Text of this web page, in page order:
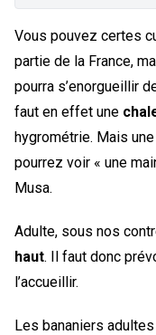
Vous pouvez certes
partie de la France,
pourra s’enorgueillir
faut en effet une
hygrométrie. Mais
pourrez voir « une
Musa.
Adulte, sous nos
haut. Il faut donc
l’accueillir.
Les bananiers